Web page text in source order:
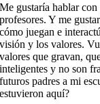
Me gustaría hablar
profesores. Y me
cómo juegan e
visión y los valores.
valores que gravan,
inteligentes y no son
futuros padres a mi
estuvieron aquí?